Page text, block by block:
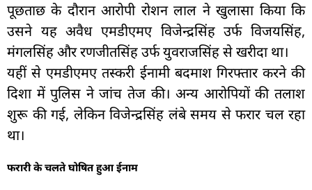
पूछताछ के दौरान आरोपी रोशन लाल ने खुलासा किया कि
उसने यह अवैध एमडीएमए विजेन्द्रसिंह उर्फ विजयसिंह,
मंगलसिंह और रणजीतसिंह उर्फ युवराजसिंह से खरीदा था।
यहीं से एमडीएमए तस्करी ईनामी बदमाश गिरफ्तार करने की
दिशा में पुलिस ने जांच तेज की। अन्य आरोपियों की तलाश
शुरू की गई, लेकिन विजेन्द्रसिंह लंबे समय से फरार चल रहा
था।
फरारी के चलते घोषित हुआ ईनाम